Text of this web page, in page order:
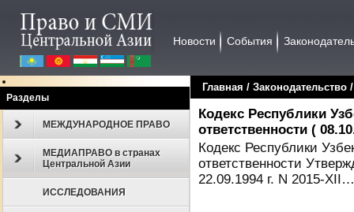
Новости События
Разделы
МЕЖДУНАРОДНОЕ ПРАВО
МЕДИАПРАВО в странах
Центральной Азии
ИССЛЕДОВАНИЯ
Главная / Законодательство
Кодекс Республики
ответственности (
Кодекс Республики
ответственности
22.09.1994 г. N 2015-XII…